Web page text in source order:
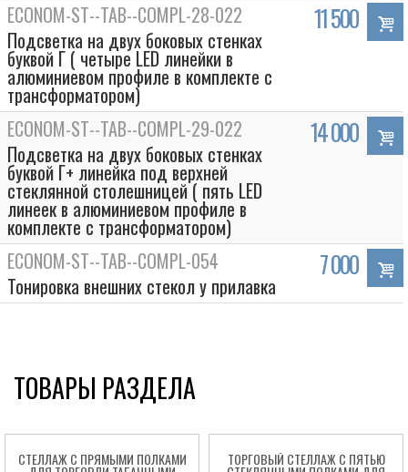
ECONOM-ST--TAB--COMPL-28-022
Подсветка на двух боковых стенках
буквой Г ( четыре LED линейки в
алюминиевом профиле в комплекте с
трансформатором)
11 500
ECONOM-ST--TAB--COMPL-29-022
Подсветка на двух боковых стенках
буквой Г+ линейка под верхней
стеклянной столешницей ( пять LED
линеек в алюминиевом профиле в
комплекте с трансформатором)
14 000
ECONOM-ST--TAB--COMPL-054
Тонировка внешних стекол у прилавка
7 000
ТОВАРЫ РАЗДЕЛА
СТЕЛЛАЖ С ПРЯМЫМИ ПОЛКАМИ ТОРГОВЫЙ СТЕЛЛАЖ С ПЯТЬЮ